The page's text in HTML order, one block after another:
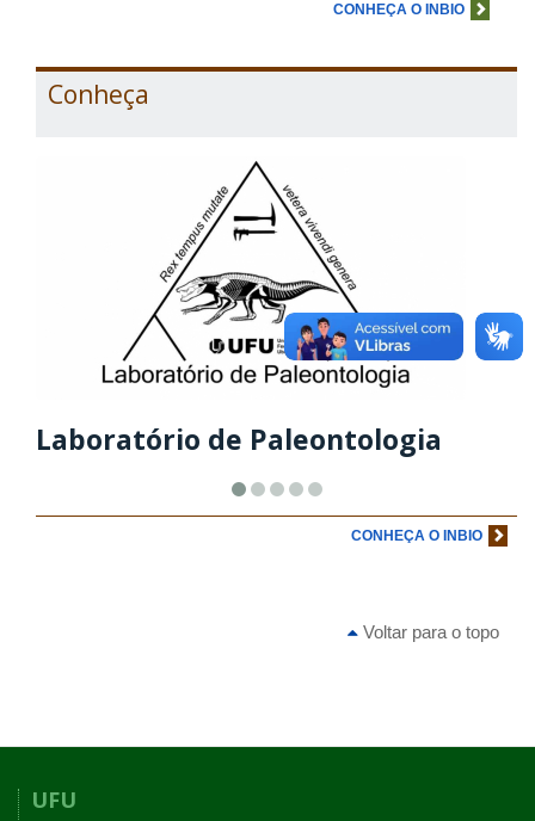
CONHEÇA O INBIO
Conheça
Laboratório de Paleontologia
CONHEÇA O INBIO
Voltar para o topo
UFU